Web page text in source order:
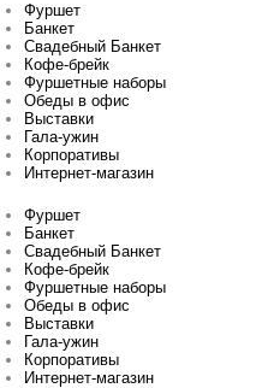
Фуршет
Банкет
Свадебный Банкет
Кофе-брейк
Фуршетные наборы
Обеды в офис
Выставки
Гала-ужин
Корпоративы
Интернет-магазин
Фуршет
Банкет
Свадебный Банкет
Кофе-брейк
Фуршетные наборы
Обеды в офис
Выставки
Гала-ужин
Корпоративы
Интернет-магазин